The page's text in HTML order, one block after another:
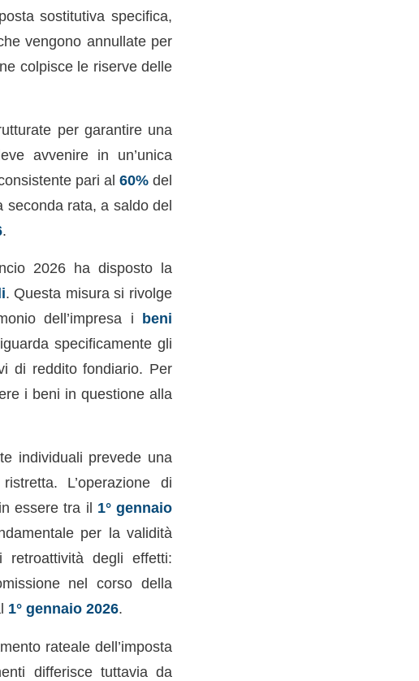
sostitutiva specifica,
vengono annullate per
colpisce le riserve delle
per garantire una
avvenire in un’unica
pari al 60%del
seconda rata, a saldo del
.
2026 ha disposto la
. Questa misura si rivolge
dell’impresa i beni
specificamente gli
di reddito fondiario. Per
i beni in questione alla
individuali prevede una
L’operazione di
essere tra il 1° gennaio
per la validità
retroattività degli effetti:
nel corso della
1° gennaio 2026.
rateale dell’imposta
differisce tuttavia da